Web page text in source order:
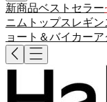
新商品ベストセラー
ニム トップス レギン
ョート＆バイカー